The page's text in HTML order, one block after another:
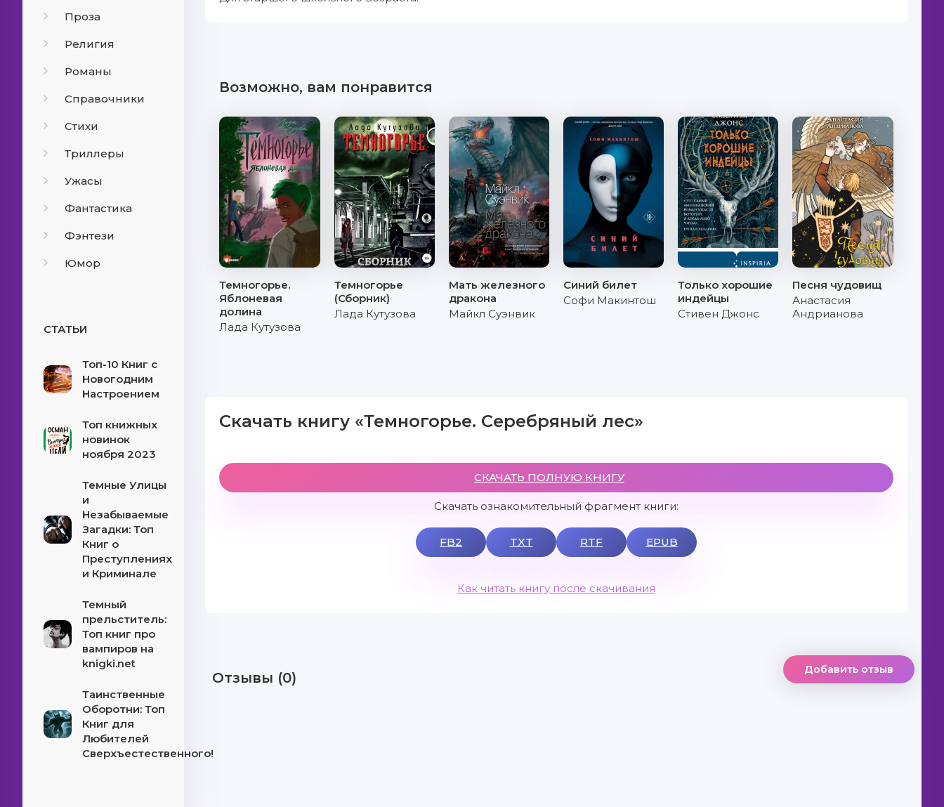
Проза
Религия
Романы
Справочники
Стихи
Триллеры
Ужасы
Фантастика
Фэнтези
Юмор
СТАТЬИ
Топ-10 Книг с
Новогодним
Настроением
Топ книжных
новинок
ноября 2023
Темные Улицы
и
Незабываемые
Загадки: Топ
Книг о
Преступлениях
и Криминале
Темный
прельститель:
Топ книг про
вампиров на
knigki.net
Таинственные
Оборотни: Топ
Книг для
Любителей
Сверхъестественного!
Возможно, вам понравится
Темногорье.
Яблоневая
долина
Лада Кутузова
Темногорье
(Сборник)
Лада Кутузова
Мать железного
дракона
Майкл Суэнвик
Синий билет
Софи Макинтош
Только хорошие
индейцы
Стивен Джонс
Песня чудовищ
Анастасия
Андрианова
Скачать книгу «Темногорье. Серебряный лес»
СКАЧАТЬ ПОЛНУЮ КНИГУ
Скачать ознакомительный фрагмент книги:
FB2 TXT RTF EPUB
Как читать книгу после скачивания
Отзывы (0) Добавить отзыв